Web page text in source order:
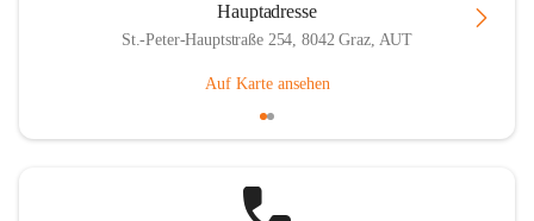
Hauptadresse
St.-Peter-Hauptstraße 254, 8042 Graz, AUT
Auf Karte ansehen